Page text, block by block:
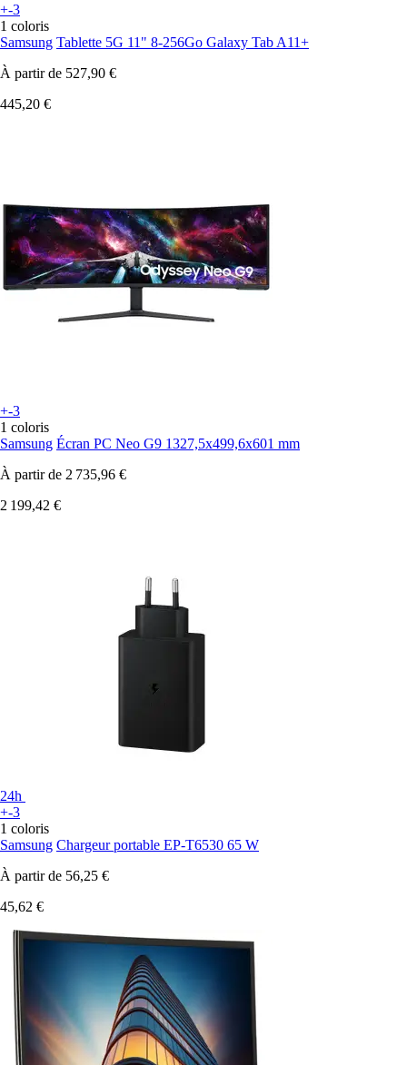
+-3
1 coloris
Samsung Tablette 5G 11" 8-256Go Galaxy Tab A11+
À partir de 527,90 €
445,20 €
+-3
1 coloris
Samsung Écran PC Neo G9 1327,5x499,6x601 mm
À partir de 2 735,96 €
2 199,42 €
24h
+-3
1 coloris
Samsung Chargeur portable EP-T6530 65 W
À partir de 56,25 €
45,62 €